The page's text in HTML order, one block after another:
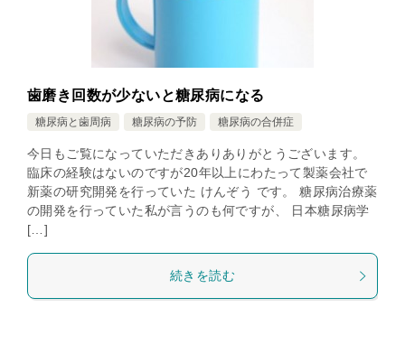
歯磨き回数が少ないと糖尿病になる
糖尿病と歯周病 糖尿病の予防 糖尿病の合併症
今日もご覧になっていただきありありがとうございます。
臨床の経験はないのですが20年以上にわたって製薬会社で
新薬の研究開発を行っていた けんぞう です。 糖尿病治療薬
の開発を行っていた私が言うのも何ですが、 日本糖尿病学
[…]
続きを読む